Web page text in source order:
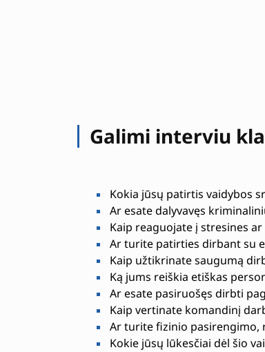
Galimi interviu
Kokia jūsų patirtis vaidybos
Ar esate dalyvavęs
Kaip reaguojate į stresines
Ar turite patirties dirbant su
Kaip užtikrinate saugumą
Ką jums reiškia etiškas
Ar esate pasiruošęs dirbti
Kaip vertinate komandinį
Ar turite fizinio pasirengimo,
Kokie jūsų lūkesčiai dėl šio